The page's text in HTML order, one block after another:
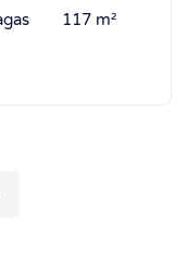
117 m²